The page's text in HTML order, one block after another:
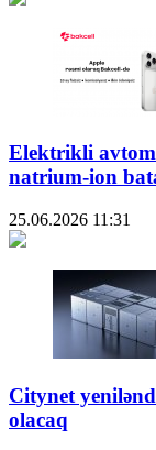
Elektrikli
natrium-ion
25.06.2026 11:31
Citynet
olacaq